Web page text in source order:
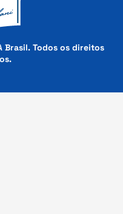
Brasil. Todos os direitos